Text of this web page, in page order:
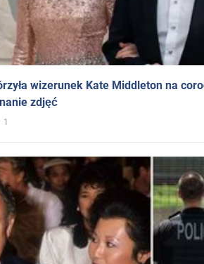
wizerunek Kate Middleton na
zdjęć
1